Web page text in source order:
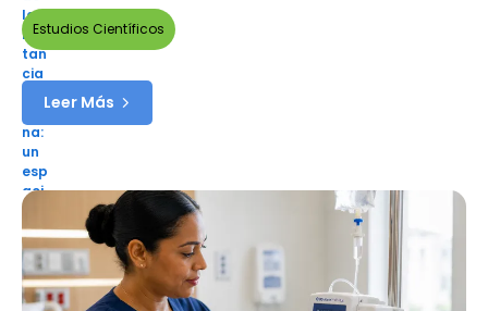
Estudios Científicos
Leer Más